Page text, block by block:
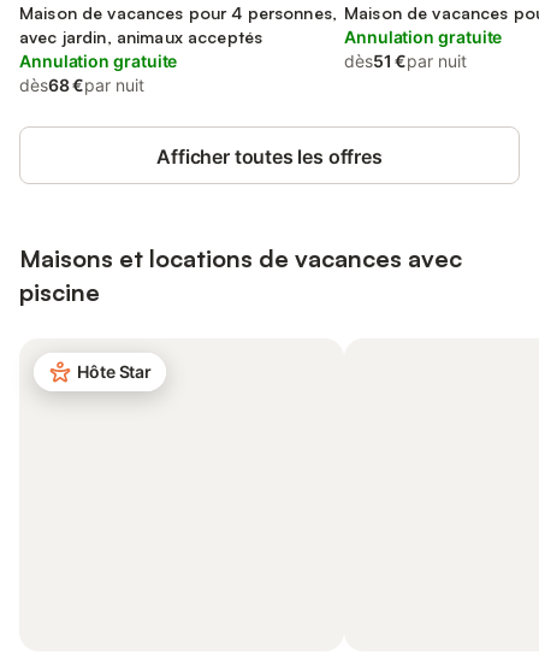
Comte
Maison de vacances pour 4 personnes,
avec jardin, animaux acceptés
Annulation gratuite
dès68 €par nuit
Maison de vacances
Annulation gratuite
dès51 €par nuit
Afficher toutes les offres
Maisons et locations de vacances avec
piscine
Hôte Star